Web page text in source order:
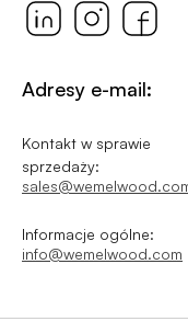
Adresy e-mail:
Kontakt w sprawie
sprzedaży:
Informacje ogólne:
info@wemelwood.com